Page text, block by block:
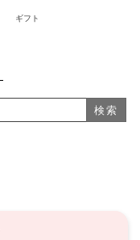
ギフト
検索